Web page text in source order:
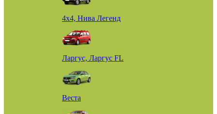
4х4, Нива Легенд
Ларгус, Ларгус FL
Веста